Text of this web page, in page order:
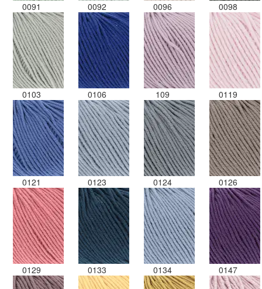
0091 0092 0096 0098
0103 0106 109 0119
0121 0123 0124 0126
0129 0133 0134 0147